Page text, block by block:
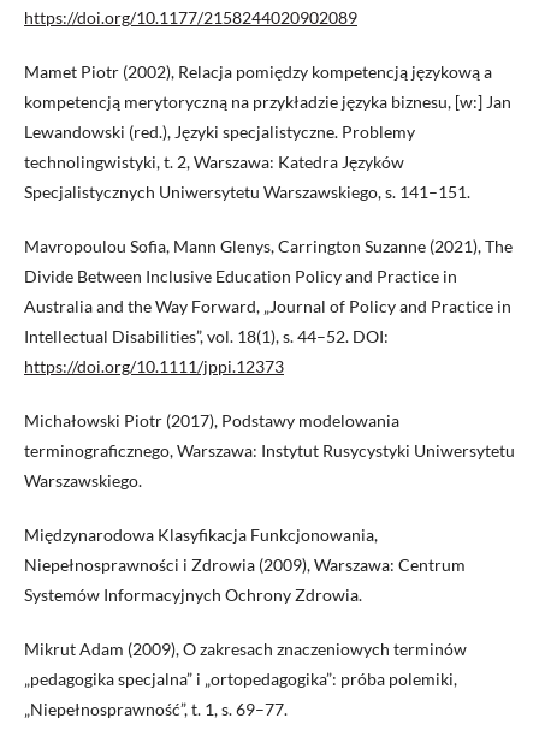
https://doi.org/10.1177/2158244020902089
Mamet Piotr (2002), Relacja pomiędzy kompetencją językową a
kompetencją merytoryczną na przykładzie języka biznesu, [w:] Jan
Lewandowski (red.), Języki specjalistyczne. Problemy
technolingwistyki, t. 2, Warszawa: Katedra Języków
Specjalistycznych Uniwersytetu Warszawskiego, s. 141–151.
Mavropoulou Sofia, Mann Glenys, Carrington Suzanne (2021), The
Divide Between Inclusive Education Policy and Practice in
Australia and the Way Forward, „Journal of Policy and Practice in
Intellectual Disabilities”, vol. 18(1), s. 44–52. DOI:
https://doi.org/10.1111/jppi.12373
Michałowski Piotr (2017), Podstawy modelowania
terminograficznego, Warszawa: Instytut Rusycystyki Uniwersytetu
Warszawskiego.
Międzynarodowa Klasyfikacja Funkcjonowania,
Niepełnosprawności i Zdrowia (2009), Warszawa: Centrum
Systemów Informacyjnych Ochrony Zdrowia.
Mikrut Adam (2009), O zakresach znaczeniowych terminów
„pedagogika specjalna” i „ortopedagogika”: próba polemiki,
„Niepełnosprawność”, t. 1, s. 69–77.